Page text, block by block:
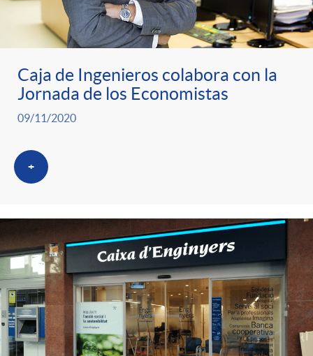
r
a
S
a
l
a
d
n
p
r
c
a
t
e
n
d
o
A
n
l
i
c
a
d
o
r
d
Caja de Ingenieros colabora con la
Jornada de los Economistas
09/11/2020
+